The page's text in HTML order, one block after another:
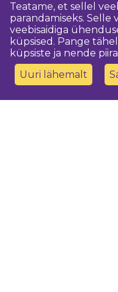
Teatame, et sellel
parandamiseks.
veebisaidiga
küpsised. Pange
küpsiste ja nende
Uuri lähemalt